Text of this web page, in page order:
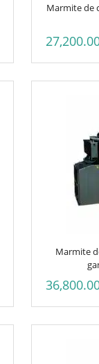
Marmite de
Marmite